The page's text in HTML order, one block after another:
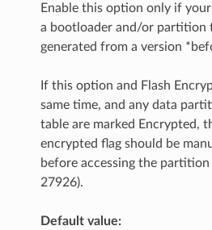
Enable this option only if
a bootloader and/or partition
generated from a version
If this option and Flash
same time, and any data
table are marked Encrypted,
encrypted flag should be
before accessing the partition
27926).
Default value: